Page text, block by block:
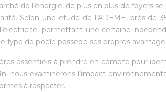
de l’énergie, de plus en plus de foyers
Selon une étude de l’ADEME, près de
permettant une certaine
type de poêle possède ses propres
essentiels à prendre en compte pour
nous examinerons l’impact
à respecter.